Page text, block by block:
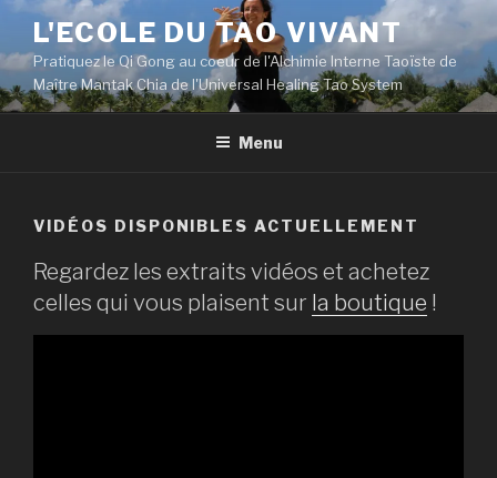
Aller
contenu
principal
L'ECOLE DU TAO VIVANT
Pratiquez le Qi Gong au coeur de l'Alchimie Interne Taoïste de
Maître Mantak Chia de l'Universal Healing Tao System
Menu
VIDÉOS DISPONIBLES ACTUELLEMENT
Regardez les extraits vidéos et achetez
celles qui vous plaisent sur la boutique !